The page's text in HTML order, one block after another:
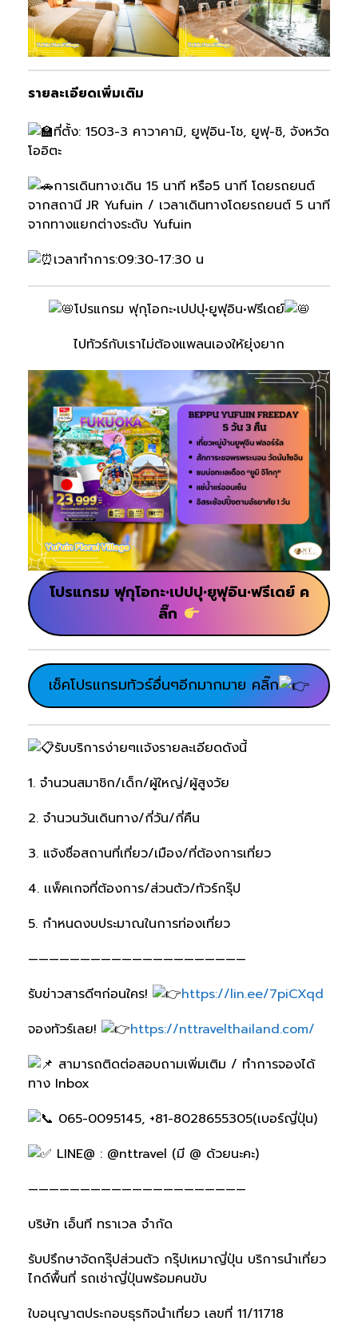
รายละเอียดเพิ่มเติม
ที่ตั้ง: 1503-3 คาวาคามิ, ยูฟุอิน-โช, ยูฟุ-ชิ, จังหวัด
โออิตะ
การเดินทาง:เดิน 15 นาที หรือ5 นาที โดยรถยนต์
จากสถานี JR Yufuin / เวลาเดินทางโดยรถยนต์ 5 นาที
จากทางแยกต่างระดับ Yufuin
เวลาทำการ:09:30-17:30 น
โปรแกรม ฟุกุโอกะ•เปปปุ•ยูฟุอิน•ฟรีเดย์
ไปทัวร์กับเราไม่ต้องแพลนเองให้ยุ่งยาก
โปรแกรม ฟุกุโอกะ•เปปปุ•ยูฟุอิน•ฟรีเดย์ ค
ลิ๊ก
เช็คโปรแกรมทัวร์อื่นๆอีกมากมาย คลิ๊ก
รับบริการง่ายๆเเจ้งรายละเอียดดังนี้
1. จำนวนสมาชิก/เด็ก/ผู้ใหญ่/ผู้สูงวัย
2. จำนวนวันเดินทาง/กี่วัน/กี่คืน
3. แจ้งชื่อสถานที่เที่ยว/เมือง/ที่ต้องการเที่ยว
4. เเพ็คเกจที่ต้องการ/ส่วนตัว/ทัวร์กรุ๊ป
5. กำหนดงบประมาณในการท่องเที่ยว
—————————————————————
รับข่าวสารดีๆก่อนใคร!
https://lin.ee/7piCXqd
จองทัวร์เลย!
https://nttravelthailand.com/
สามารถติดต่อสอบถามเพิ่มเติม / ทำการจองได้
ทาง Inbox
065-0095145, +81-8028655305(เบอร์ญี่ปุ่น)
LINE@ : @nttravel (มี @ ด้วยนะคะ)
—————————————————————
บริษัท เอ็นที ทราเวล จำกัด
รับปรึกษาจัดกรุ๊ปส่วนตัว กรุ๊ปเหมาญี่ปุ่น บริการนำเที่ยว
ไกด์พื้นที่ รถเช่าญี่ปุ่นพร้อมคนขับ
ใบอนุญาตประกอบธุรกิจนำเที่ยว เลขที่ 11/11718